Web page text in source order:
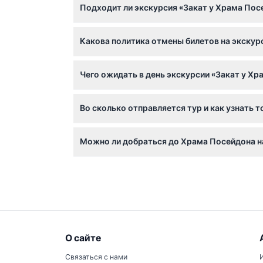
виды заката над Эгейским морем.
Подходит ли экскурсия «Закат у Храма
Какова политика отмены билетов на
Чего ожидать в день экскурсии «Закат у
наблюдать закат над морем вместе с гидом.
Во сколько отправляется тур и как узнать
может изменяться — подтверждайте при
Можно ли добраться до Храма Посейдона
О сайте
Связаться с нами